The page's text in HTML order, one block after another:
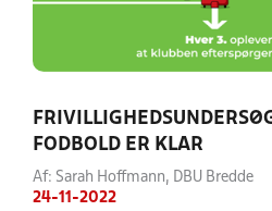
FODBOLD ER KLAR
Af: Sarah Hoffmann, DBU Bredde
24-11-2022